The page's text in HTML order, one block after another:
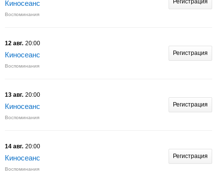
Киносеанс
Воспоминания
Регистрация
12 авг. 20:00
Киносеанс
Воспоминания
Регистрация
13 авг. 20:00
Киносеанс
Воспоминания
Регистрация
14 авг. 20:00
Киносеанс
Воспоминания
Регистрация